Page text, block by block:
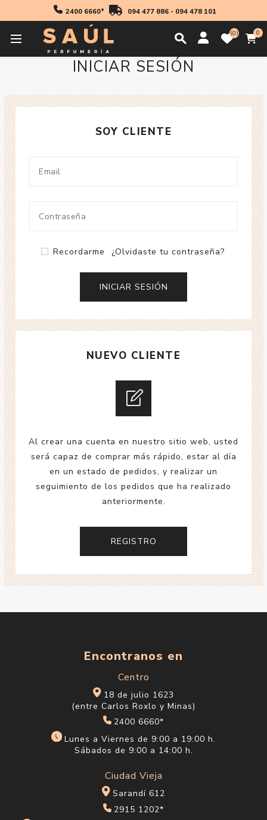
2400 6660* 094 477 886- 094 478 101
0 0
INICIAR SESIÓN
SOY CLIENTE
Recordarme ¿Olvidaste tu contraseña?
NUEVO CLIENTE
Al crear una cuenta en nuestro sitio web, usted
será capaz de comprar más rápido, estar al día
en un estado de pedidos, y realizar un
seguimiento de los pedidos que ha realizado
anteriormente.
Encontranos en
Centro
18 de julio 1623
(entre Carlos Roxlo y Minas)
2400 6660*
Lunes a Viernes de 9:00 a 19:00 h.
Sábados de 9:00 a 14:00 h.
Ciudad Vieja
Sarandí 612
2915 1202*